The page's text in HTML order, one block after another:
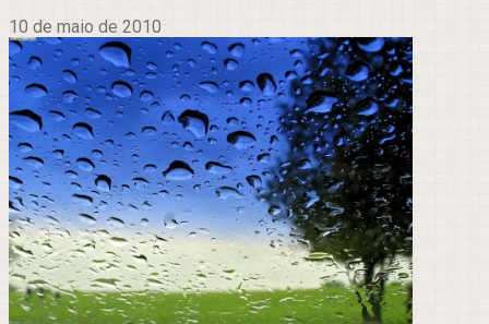
10 de maio de 2010